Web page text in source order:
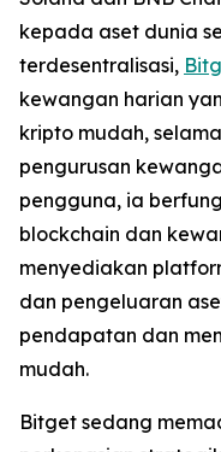
kepada aset dunia
terdesentralisasi,
kewangan harian
kripto mudah,
pengurusan
pengguna, ia
blockchain dan
menyediakan
dan pengeluaran
pendapatan dan
mudah.
Bitget sedang